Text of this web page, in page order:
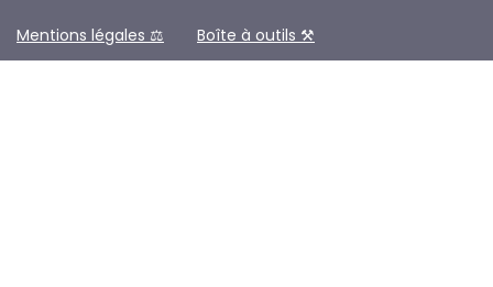
Mentions légales ⚖️ Boîte à outils ⚒️